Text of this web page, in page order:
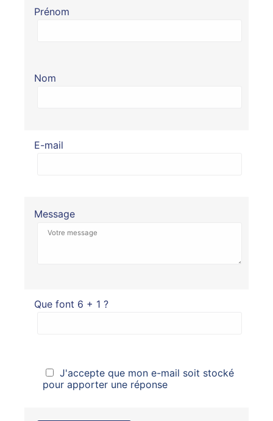
Prénom
Nom
E-mail
Message
Que font 6 + 1 ?
J'accepte que mon e-mail soit stocké
pour apporter une réponse